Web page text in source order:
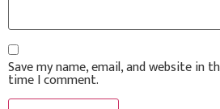
Save my name, email, and website in
time I comment.